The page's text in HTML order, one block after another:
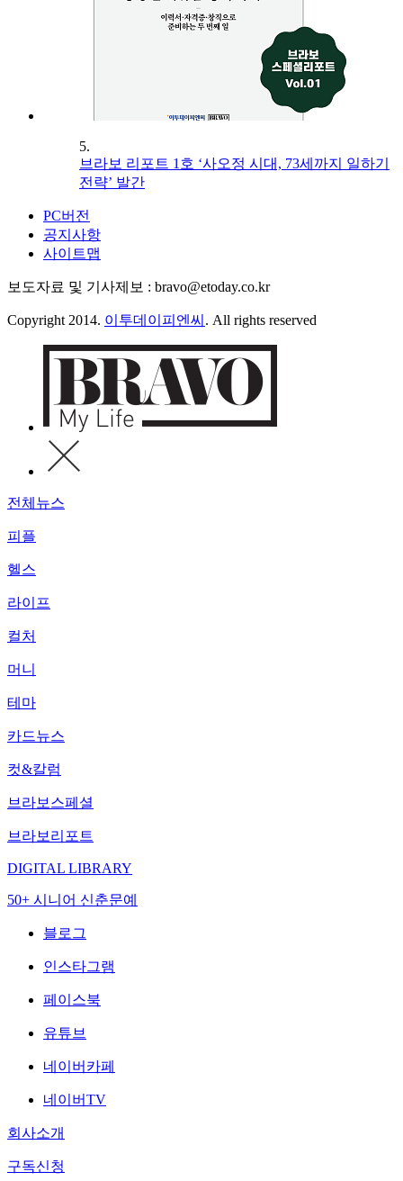
5.
브라보 리포트 1호 ‘사오정 시대, 73세까지 일하기
전략’ 발간
PC버전
공지사항
사이트맵
보도자료 및 기사제보 : bravo@etoday.co.kr
Copyright 2014. 이투데이피엔씨 . All rights reserved
전체뉴스
피플
헬스
라이프
컬처
머니
테마
카드뉴스
컷&칼럼
브라보스페셜
브라보리포트
DIGITAL LIBRARY
50+ 시니어 신춘문예
블로그
인스타그램
페이스북
유튜브
네이버카페
네이버TV
회사소개
구독신청